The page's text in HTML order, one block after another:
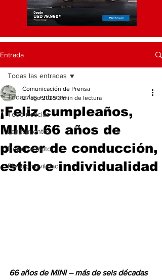
Entrada
Todas las entradas
Todo noticias
Lanzamientos
Deporte Motor
Electromovilidad
Todas las entradas
¡Feliz cumpleaños,
MINI! 66 años de
placer de conducción,
estilo e individualidad
Comunicación de Prensa
27 ago 2025 3 min de lectura
66 años de MINI – más de seis décadas